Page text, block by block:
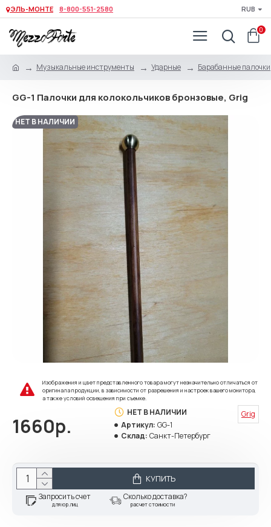
ЭЛЬ-МОНТЕ 8-800-551-2580 RUB
0
Музыкальные инструменты Ударные Барабанные
GG-1 Палочки для колокольчиков бронзовые, Grig
НЕТ В НАЛИЧИИ
Изображения и цвет представленного товара могут незначительно отличаться от
оригинала продукции, в зависимости от разрешения и настроек вашего монитора,
а также условий освещения при съемке.
1660р.
НЕТ В НАЛИЧИИ
Артикул: GG-1
Склад: Санкт-Петербург
Grig
КУПИТЬ
Запросить счет
для юр.лиц
Сколько доставка?
расчет стоимости